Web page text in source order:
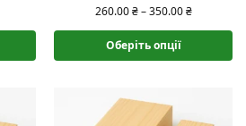
260.00₴ – 350.00₴
Оберіть опції